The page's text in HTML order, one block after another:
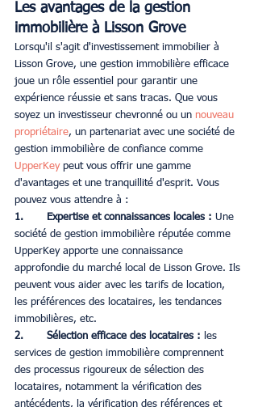
Les avantages de la gestion
immobilière à Lisson Grove
Lorsqu'il s'agit d'investissement immobilier à
Lisson Grove, une gestion immobilière efficace
joue un rôle essentiel pour garantir une
expérience réussie et sans tracas. Que vous
soyez un investisseur chevronné ou un nouveau
propriétaire, un partenariat avec une société de
gestion immobilière de confiance comme
UpperKey peut vous offrir une gamme
d'avantages et une tranquillité d'esprit. Vous
pouvez vous attendre à :
1. 	Expertise et connaissances locales : Une
société de gestion immobilière réputée comme
UpperKey apporte une connaissance
approfondie du marché local de Lisson Grove. Ils
peuvent vous aider avec les tarifs de location,
les préférences des locataires, les tendances
immobilières, etc.
2. 	Sélection efficace des locataires : les
services de gestion immobilière comprennent
des processus rigoureux de sélection des
locataires, notamment la vérification des
antécédents, la vérification des références et